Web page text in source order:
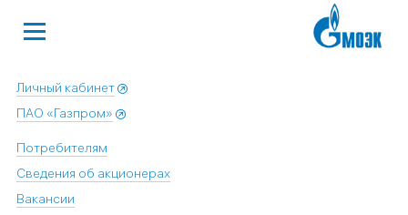
Личный кабинет
ПАО «Газпром»
Потребителям
Сведения об акционерах
Вакансии